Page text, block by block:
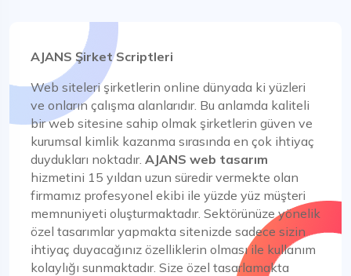
AJANS Şirket Scriptleri
Web siteleri şirketlerin online dünyada ki yüzleri
ve onların çalışma alanlarıdır. Bu anlamda kaliteli
bir web sitesine sahip olmak şirketlerin güven ve
kurumsal kimlik kazanma sırasında en çok ihtiyaç
duydukları noktadır. AJANS web tasarım
hizmetini 15 yıldan uzun süredir vermekte olan
firmamız profesyonel ekibi ile yüzde yüz müşteri
memnuniyeti oluşturmaktadır. Sektörünüze yönelik
özel tasarımlar yapmakta sitenizde sadece sizin
ihtiyaç duyacağınız özelliklerin olması ile kullanım
kolaylığı sunmaktadır. Size özel tasarlamakta